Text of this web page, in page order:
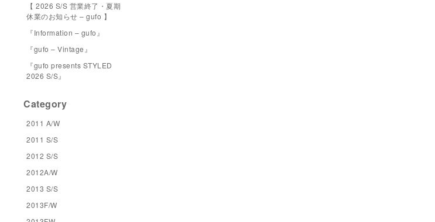
【 2026 S/S 営業終了・夏期
休業のお知らせ – gufo 】
『Information – gufo』
『gufo – Vintage』
『gufo presents STYLED
2026 S/S』
Category
2011 A/W
2011 S/S
2012 S/S
2012A/W
2013 S/S
2013F/W